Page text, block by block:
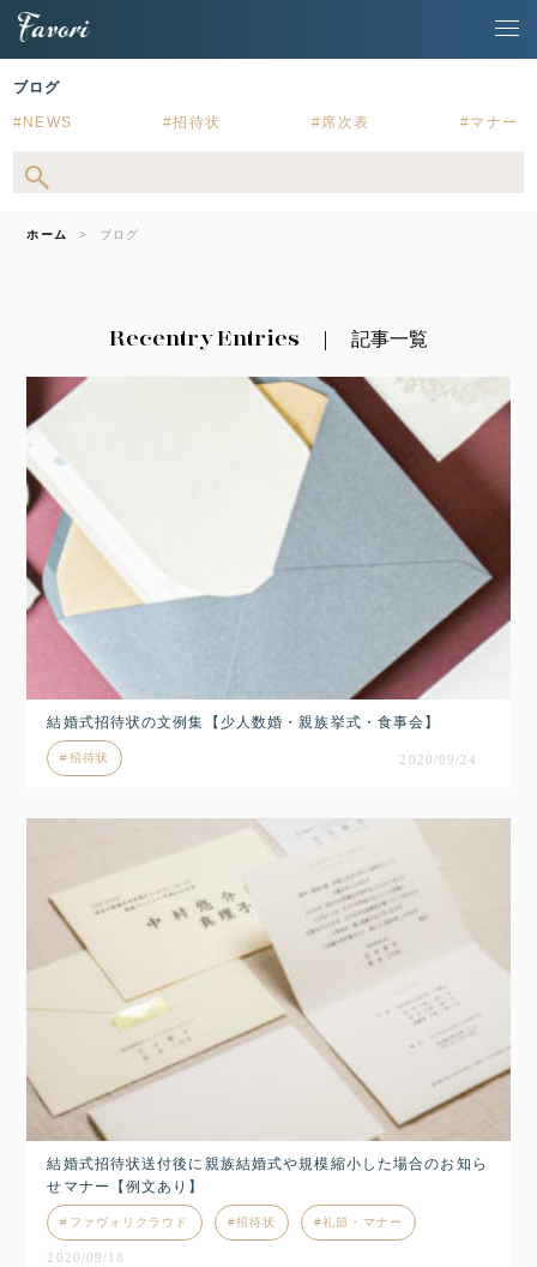
ブログ
NEWS 招待状 席次表 マナー
ホーム ブログ
Recentry Entries 記事一覧
結婚式招待状の文例集【少人数婚・親族挙式・食事会】
招待状 2020/09/24
結婚式招待状送付後に親族結婚式や規模縮小した場合のお知ら
せマナー【例文あり】
ファヴォリクラウド 招待状 礼節・マナー
2020/09/18